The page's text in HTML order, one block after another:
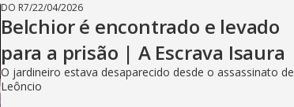
DO R7/22/04/2026
Belchior é encontrado e levado
para a prisão | A Escrava Isaura
O jardineiro estava desaparecido desde o assassinato de
Leôncio